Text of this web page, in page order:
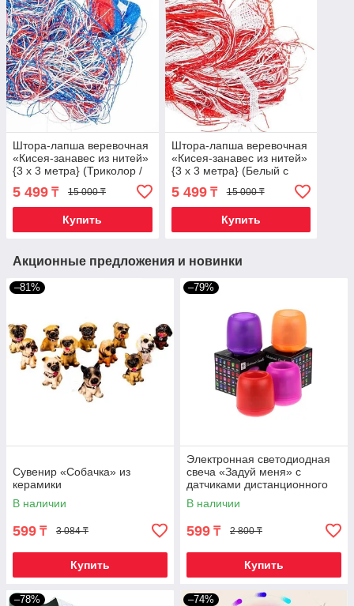
Штора-лапша веревочная
«Кисея-занавес из нитей»
{3 x 3 метра} (Триколор /
5 499 ₸ 15 000 ₸
Купить
Штора-лапша веревочная
«Кисея-занавес из нитей»
{3 x 3 метра} (Белый с
5 499₸ 15 000 ₸
Купить
Акционные предложения и новинки
–81%
Сувенир «Собачка» из
керамики
В наличии
599 ₸ 3 084 ₸
Купить
–79%
Электронная светодиодная
свеча «Задуй меня» с
датчиками дистанционного
включения (Сердца)
В наличии
599 ₸ 2 800 ₸
Купить
–78% –74%